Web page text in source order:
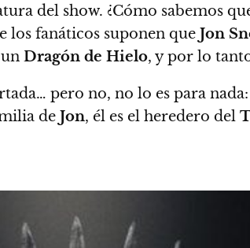
del show. ¿Cómo sabemos
los fanáticos suponen que Jon
Dragón de Hielo, y por lo
pero no, no lo es para
de Jon, él es el heredero del